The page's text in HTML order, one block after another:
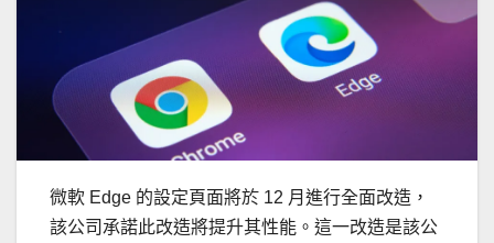
微軟 Edge 的設定頁面將於 12 月進行全面改造，
該公司承諾此改造將提升其性能。這一改造是該公